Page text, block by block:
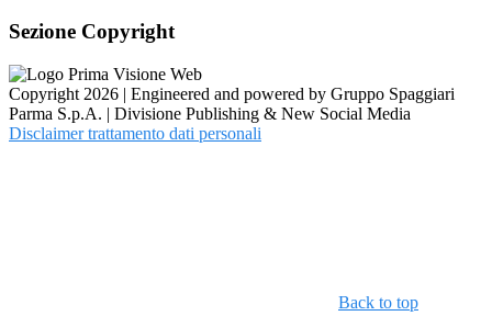
Sezione Copyright
Copyright 2026 | Engineered and powered by Gruppo Spaggiari
Parma S.p.A. | Divisione Publishing & New Social Media
Disclaimer trattamento dati personali
Back to top